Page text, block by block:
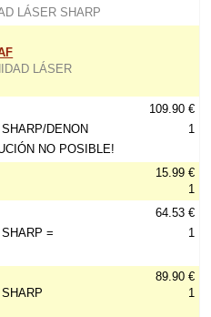
LÁSER SHARP
LÁSER
DENON
NO POSIBLE!
109.90 €
1
15.99 €
1
=
64.53 €
1
89.90 €
1